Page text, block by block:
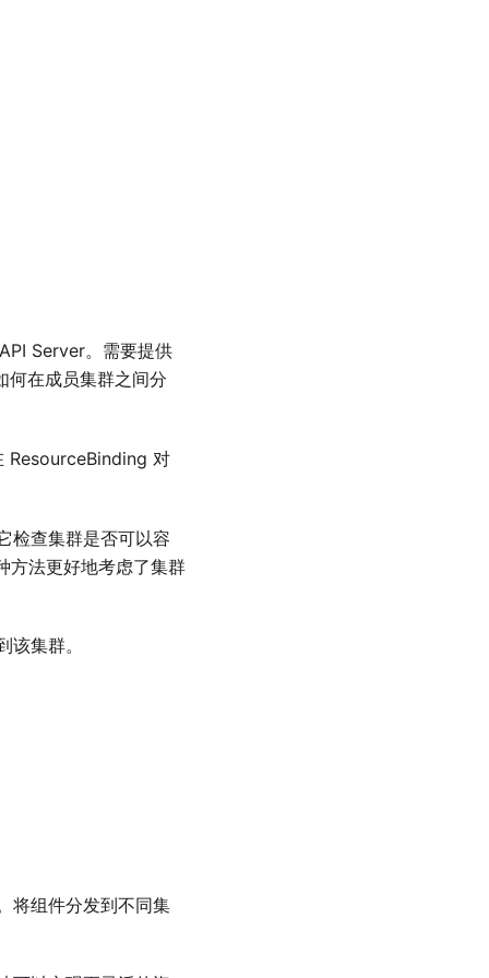
Server。需要提供
何在成员集群之间分
ResourceBinding 对
检查集群是否可以容
方法更好地考虑了集群
集群。
将组件分发到不同集